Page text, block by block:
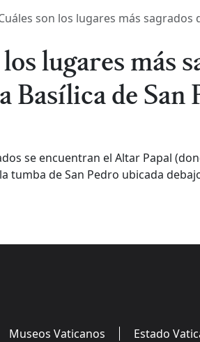
son los lugares más sagrados
lugares más
Basílica de San
se encuentran el Altar Papal
tumba de San Pedro ubicada
Museos Vaticanos
Estado